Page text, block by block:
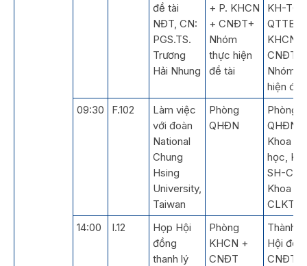
đề tài
NĐT, CN:
PGS.TS.
Trương
Hải Nhung
+ P. KHCN
+ CNĐT+
Nhóm
thực hiện
đề tài
KH-TC
QTTB +
KHCN +
CNĐT +
Nhóm
hiện đề
09:30
F.102
Làm việc
với đoàn
National
Chung
Hsing
University,
Taiwan
Phòng
QHĐN
Phòng
QHĐN,
Khoa
học,
SH-
Khoa
CLKT
14:00
I.12
Họp Hội
đồng
thanh lý
Phòng
KHCN +
CNĐT
Thành
Hội
CNĐT +